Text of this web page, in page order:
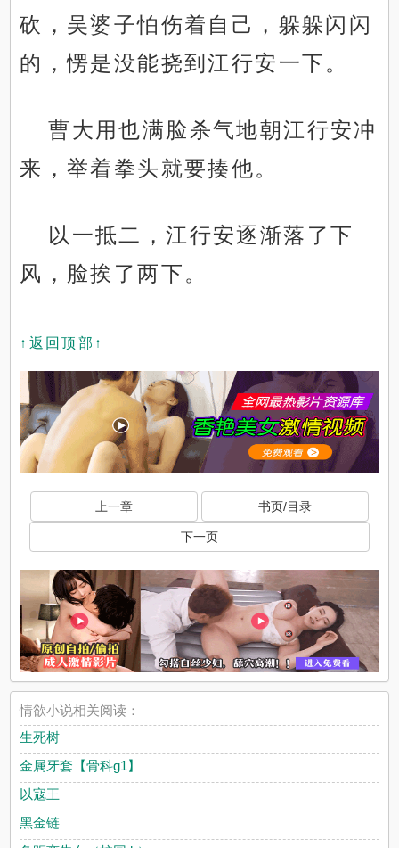
砍，吴婆子怕伤着自己，躲躲闪闪
的，愣是没能挠到江行安一下。
曹大用也满脸杀气地朝江行安冲
来，举着拳头就要揍他。
以一抵二，江行安逐渐落了下
风，脸挨了两下。
↑返回顶部↑
上一章 书页/目录
下一页
情欲小说相关阅读：
生死树
金属牙套【骨科g1】
以寇王
黑金链